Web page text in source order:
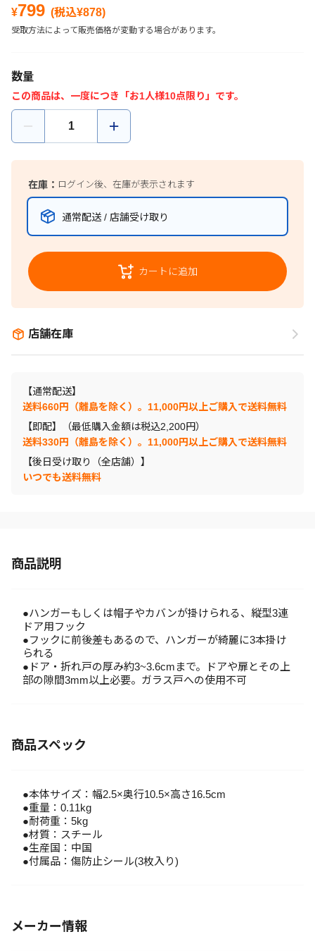
¥799 (税込¥878)
受取方法によって販売価格が変動する場合があります。
数量
この商品は、一度につき「お1人様10点限り」です。
在庫： ログイン後、在庫が表示されます
通常配送 / 店舗受け取り
カートに追加
店舗在庫
【通常配送】
送料660円（離島を除く）。11,000円以上ご購入で送料無料
【即配】（最低購入金額は税込2,200円）
送料330円（離島を除く）。11,000円以上ご購入で送料無料
【後日受け取り（全店舗）】
いつでも送料無料
商品説明
●ハンガーもしくは帽子やカバンが掛けられる、縦型3連
ドア用フック
●フックに前後差もあるので、ハンガーが綺麗に3本掛け
られる
●ドア・折れ戸の厚み約3~3.6cmまで。ドアや扉とその上
部の隙間3mm以上必要。ガラス戸への使用不可
商品スペック
●本体サイズ：幅2.5×奥行10.5×高さ16.5cm
●重量：0.11kg
●耐荷重：5kg
●材質：スチール
●生産国：中国
●付属品：傷防止シール(3枚入り)
メーカー情報